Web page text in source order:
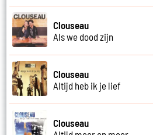
Clouseau
Als we dood zijn
Clouseau
Altijd heb ik je lief
Clouseau